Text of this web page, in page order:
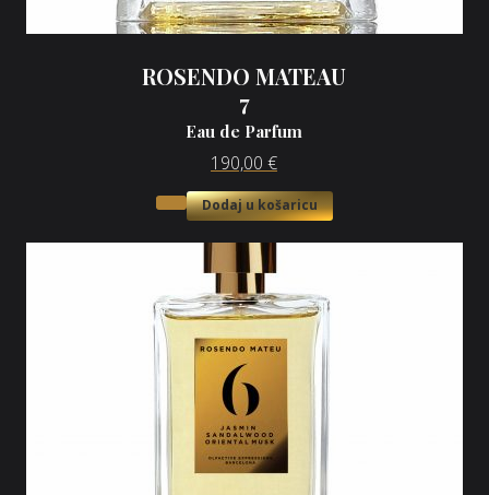
ROSENDO MATEAU
7
Eau de Parfum
190,00 €
Dodaj u košaricu